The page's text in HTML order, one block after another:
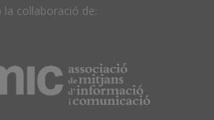
la col·laboració de: